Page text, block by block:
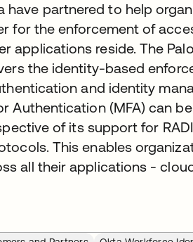
have partnered to help
for the enforcement of
applications reside. The
the identity-based
and identity
Authentication (MFA) can
of its support for
This enables
all their applications -